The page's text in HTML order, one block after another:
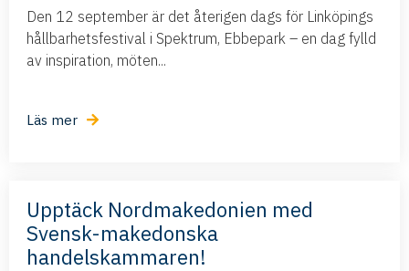
Den 12 september är det återigen dags för Linköpings
hållbarhetsfestival i Spektrum, Ebbepark – en dag fylld
av inspiration, möten...
Läs mer
Upptäck Nordmakedonien med
Svensk-makedonska
handelskammaren!